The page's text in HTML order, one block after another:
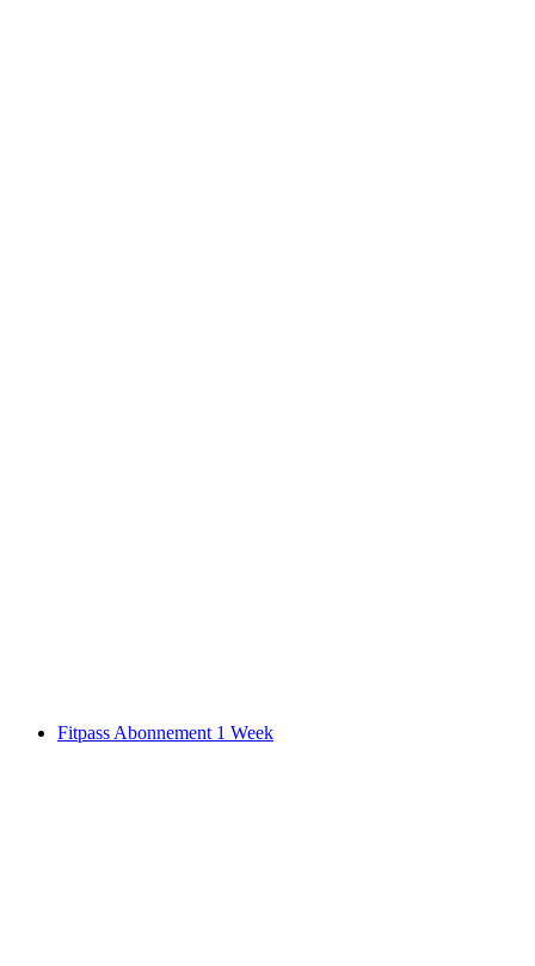
Fitpass Abonnement 1 Week